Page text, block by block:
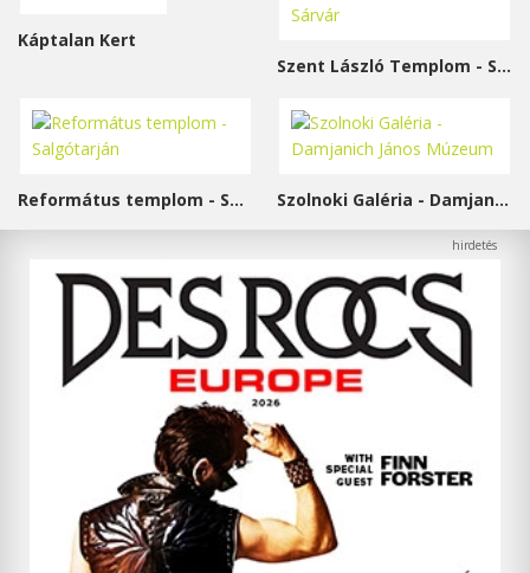
Káptalan Kert
Szent László Templom - Sárvár
Református templom - Salgótarján Szolnoki Galéria - Damjanich János Múzeum